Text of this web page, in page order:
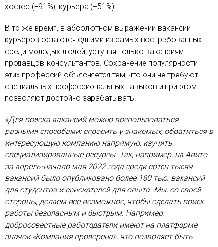
хостес (+91%), курьера (+51%).
В то же время, в абсолютном выражении вакансии
курьеров остаются одними из самых востребованных
среди молодых людей, уступая только вакансиям
продавцов-консультантов. Сохранение популярности
этих профессий объясняется тем, что они не требуют
специальных профессиональных навыков и при этом
позволяют достойно зарабатывать.
«Для поиска вакансий можно воспользоваться
разными способами: спросить у знакомых, обратиться в
интересующую компанию напрямую, изучить
специализированные ресурсы. Так, например, на Авито
за апрель-начало мая 2022 года среди сотен тысяч
вакансий было опубликовано более 180 тыс. вакансий
для студентов и соискателей для опыта. Мы, со своей
стороны, делаем все возможное, чтобы сделать поиск
работы безопасным и быстрым. Например,
добросовестные работодатели имеют на платформе
значок «Компания проверена», что позволяет быть